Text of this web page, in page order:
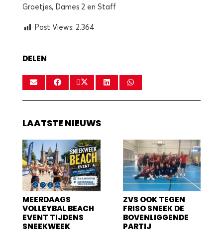
Groetjes, Dames 2 en Staff
Post Views: 2.364
DELEN
LAATSTE NIEUWS
MEERDAAGS
VOLLEYBAL BEACH
EVENT TIJDENS
SNEEKWEEK
ZVS OOK TEGEN
FRISO SNEEK DE
BOVENLIGGENDE
PARTIJ